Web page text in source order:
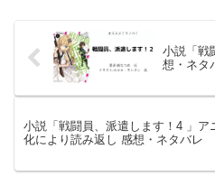
小説「戦
想・ネタ
小説「戦闘員、派遣します！4 」ア
化により読み返し 感想・ネタバレ